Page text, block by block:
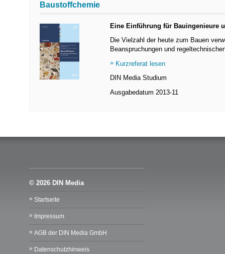
Baustoffchemie
Eine Einführung für Bauingenieure
Die Vielzahl der heute zum Bauen
Beanspruchungen und
Kurzreferat lesen
DIN Media Studium
Ausgabedatum 2013-11
© 2026 DIN Media
Startseite
Impressum
AGB der DIN Media GmbH
Datenschutzhinweis